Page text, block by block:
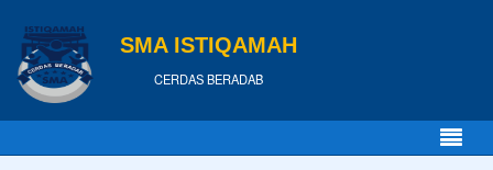
SMA ISTIQAMAH
CERDAS BERADAB